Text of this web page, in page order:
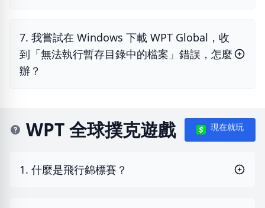
7. 我嘗試在 Windows 下載 WPT Global，收
到「無法執行暫存目錄中的檔案」錯誤，怎麼
辦？
WPT 全球撲克遊戲 現在就玩
1. 什麼是飛行錦標賽？